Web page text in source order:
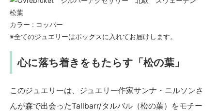
カラー : コッパー
※全てのジュエリーはボックスに入れてお届けします。
心に落ち着きをもたらす「松の葉」
このジュエリーは、ジュエリー作家サンナ・ニルソンさ
んが森で出会ったTallbarr/タルバル（松の葉）をモチー